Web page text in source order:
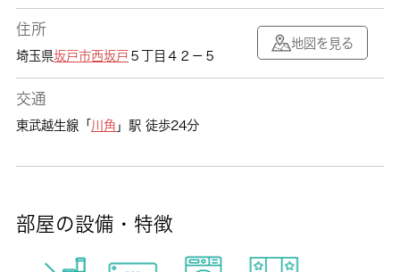
住所
埼玉県坂戸市西坂戸５丁目４２－５
地図を見る
交通
東武越生線「 川角 」駅 徒歩24分
部屋の設備・特徴